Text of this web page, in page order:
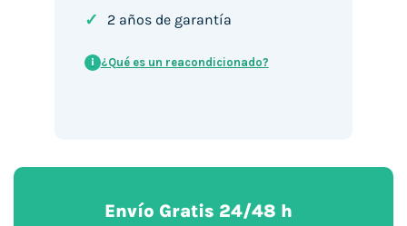
✓ 2 años de garantía
i ¿Qué es un reacondicionado?
Envío Gratis 24/48 h